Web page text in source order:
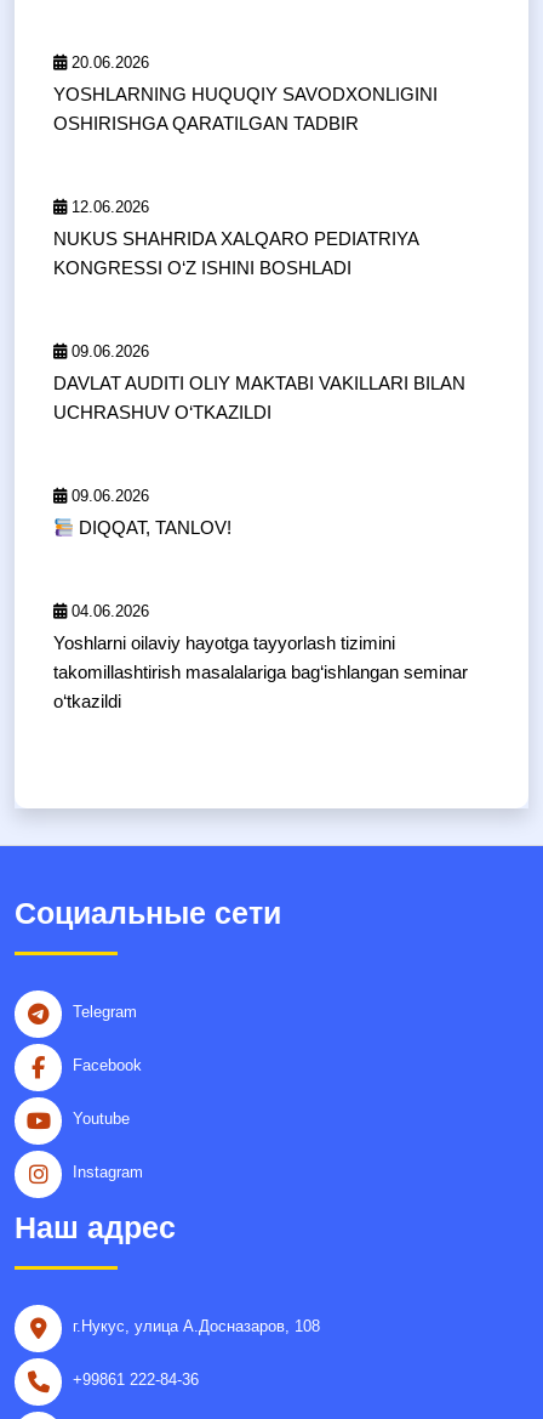
20.06.2026
YOSHLARNING HUQUQIY SAVODXONLIGINI
OSHIRISHGA QARATILGAN TADBIR
12.06.2026
NUKUS SHAHRIDA XALQARO PEDIATRIYA
KONGRESSI O‘Z ISHINI BOSHLADI
09.06.2026
DAVLAT AUDITI OLIY MAKTABI VAKILLARI BILAN
UCHRASHUV O‘TKAZILDI
09.06.2026
DIQQAT, TANLOV!
04.06.2026
Yoshlarni oilaviy hayotga tayyorlash tizimini
takomillashtirish masalalariga bag‘ishlangan seminar
o‘tkazildi
Социальные сети
Telegram
Facebook
Youtube
Instagram
Наш адрес
г.Нукус, улица A.Досназаров, 108
+99861 222-84-36